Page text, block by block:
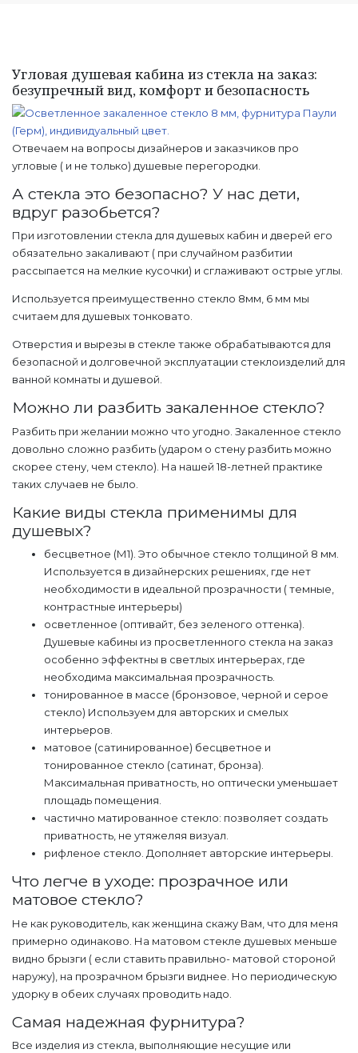
Угловая душевая кабина из стекла на заказ:
безупречный вид, комфорт и безопасность
Отвечаем на вопросы дизайнеров и заказчиков про
угловые ( и не только) душевые перегородки.
А стекла это безопасно? У нас дети,
вдруг разобьется?
При изготовлении стекла для душевых кабин и дверей его
обязательно закаливают ( при случайном разбитии
рассыпается на мелкие кусочки) и сглаживают острые углы.
Используется преимущественно стекло 8мм, 6 мм мы
считаем для душевых тонковато.
Отверстия и вырезы в стекле также обрабатываются для
безопасной и долговечной эксплуатации стеклоизделий для
ванной комнаты и душевой.
Можно ли разбить закаленное стекло?
Разбить при желании можно что угодно. Закаленное стекло
довольно сложно разбить (ударом о стену разбить можно
скорее стену, чем стекло). На нашей 18-летней практике
таких случаев не было.
Какие виды стекла применимы для
душевых?
бесцветное (М1). Это обычное стекло толщиной 8 мм.
Используется в дизайнерских решениях, где нет
необходимости в идеальной прозрачности ( темные,
контрастные интерьеры)
осветленное (оптивайт, без зеленого оттенка).
Душевые кабины из просветленного стекла на заказ
особенно эффектны в светлых интерьерах, где
необходима максимальная прозрачность.
тонированное в массе (бронзовое, черной и серое
стекло) Используем для авторских и смелых
интерьеров.
матовое (сатинированное) бесцветное и
тонированное стекло (сатинат, бронза).
Максимальная приватность, но оптически уменьшает
площадь помещения.
частично матированное стекло: позволяет создать
приватность, не утяжеляя визуал.
рифленое стекло. Дополняет авторские интерьеры.
Что легче в уходе: прозрачное или
матовое стекло?
Не как руководитель, как женщина скажу Вам, что для меня
примерно одинаково. На матовом стекле душевых меньше
видно брызги ( если ставить правильно- матовой стороной
наружу), на прозрачном брызги виднее. Но периодическую
удорку в обеих случаях проводить надо.
Самая надежная фурнитура?
Все изделия из стекла, выполняющие несущие или